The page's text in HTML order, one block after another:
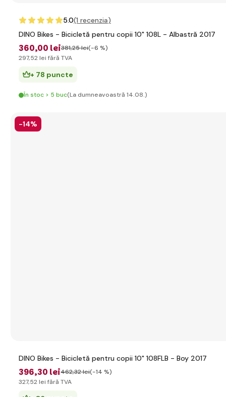
5.0(1 recenzia)
DINO Bikes - Bicicletă pentru copii 10" 108L - Albastră 2017
360,00 lei381,25 lei(-6 %)
297,52 lei fără TVA
+ 78 puncte
În stoc > 5 buc(La dumneavoastră 14.08.)
-14%
DINO Bikes - Bicicletă pentru copii 10" 108FLB - Boy 2017
396,30 lei462,32 lei(-14 %)
327,52 lei fără TVA